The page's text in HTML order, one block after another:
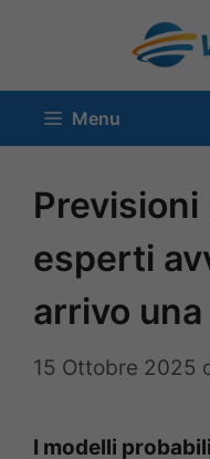
contenuto
Menu
esperti
arrivo
15 Ottobre 2025
I modelli